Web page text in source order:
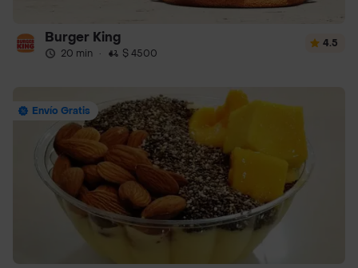
Burger King
20 min · $ 4500
4.5
Envío Gratis